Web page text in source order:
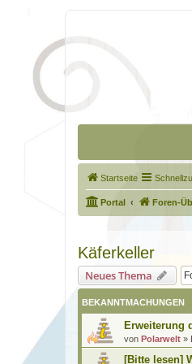
Startseite
Portal Foren-
Käferkeller
Neues Thema
BEKANNTMACHUNGEN
Erweiterung
von Polarwelt »
[Bitte lesen]